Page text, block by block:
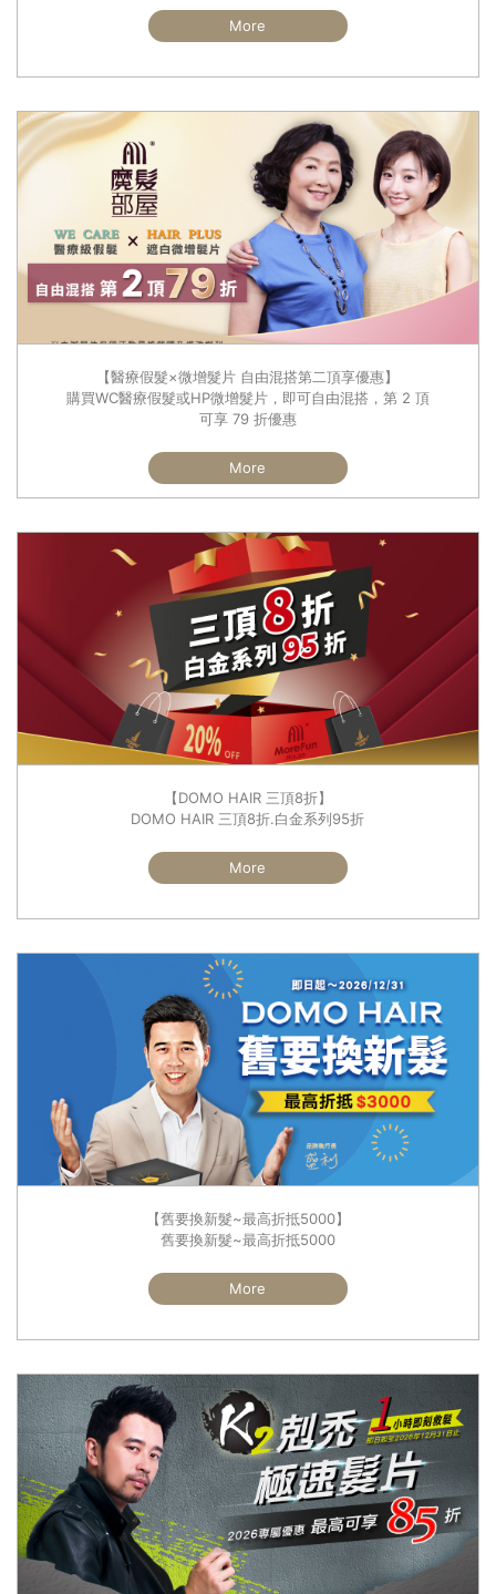
More
【醫療假髮×微增髮片 自由混搭第二頂享優惠】
購買WC醫療假髮或HP微增髮片，即可自由混搭，第 2 頂
可享 79 折優惠
More
【DOMO HAIR 三頂8折】
DOMO HAIR 三頂8折.白金系列95折
More
【舊要換新髮~最高折抵5000】
舊要換新髮~最高折抵5000
More